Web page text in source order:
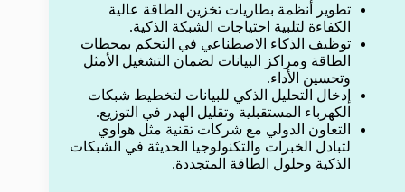
تطوير أنظمة بطاريات تخزين الطاقة عالية
الكفاءة لتلبية احتياجات الشبكة الذكية.
توظيف الذكاء الاصطناعي في التحكم بمحطات
الطاقة ومراكز البيانات لضمان التشغيل الأمثل
وتحسين الأداء.
إدخال التحليل الذكي للبيانات لتخطيط شبكات
الكهرباء المستقبلية وتقليل الهدر في التوزيع.
التعاون الدولي مع شركات تقنية مثل هواوي
لتبادل الخبرات والتكنولوجيا الحديثة في الشبكات
الذكية وحلول الطاقة المتجددة.